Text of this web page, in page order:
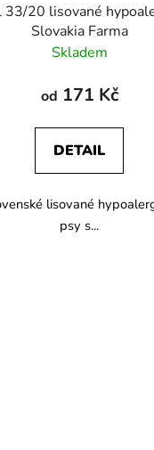
33/20 lisované
Slovakia Farma
Skladem
od 171 Kč
DETAIL
lisované
psy s...